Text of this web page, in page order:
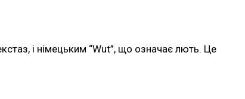
і німецьким “Wut”, що означає лють. Це